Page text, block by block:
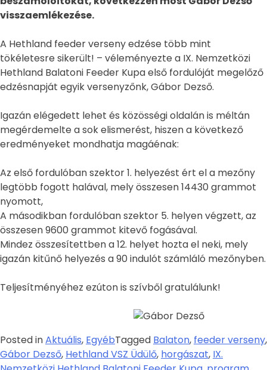
visszaemlékezése.
A Hethland feeder verseny edzése több mint
tökéletesre sikerült! – véleményezte a IX. Nemzetközi
Hethland Balatoni Feeder Kupa első fordulóját megelőző
edzésnapját egyik versenyzőnk, Gábor Dezső.
Igazán elégedett lehet és közösségi oldalán is méltán
megérdemelte a sok elismerést, hiszen a következő
eredményeket mondhatja magáénak:
Az első fordulóban szektor 1. helyezést ért el a mezőny
legtöbb fogott halával, mely összesen 14430 grammot
nyomott,
A másodikban fordulóban szektor 5. helyen végzett, az
összesen 9600 grammot kitevő fogásával.
Mindez összesítettben a 12. helyet hozta el neki, mely
igazán kitűnő helyezés a 90 indulót számláló mezőnyben.
Teljesítményéhez ezúton is szívből gratulálunk!
Posted inAktuális, EgyébTagged Balaton, feeder verseny,
Gábor Dezső, Hethland VSZ Üdülő, horgászat, IX.